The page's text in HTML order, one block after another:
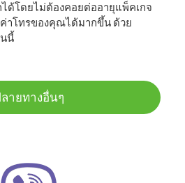
ด้โดยไม่ต้องคอยต่ออายุแพ็คเกจ
าโทรของคุณได้มากขึ้น ด้วย
นี้
ายทางอื่นๆ